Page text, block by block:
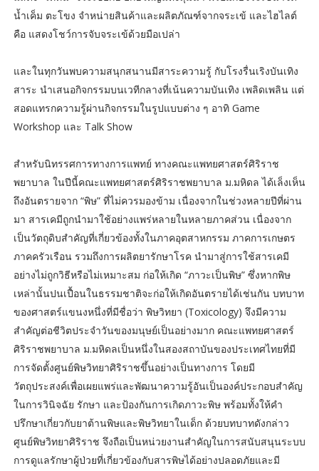
น้ำเค็ม ตะโขง จำหน่ายสินค้าและผลิตภัณฑ์จากจระเข้ และไฮไลต์
คือ แสดงโชว์การจับจระเข้ด้วยมือเปล่า
และในทุกวันพบความสนุกสนานมีสาระความรู้ กับโรงรื่นเริงบันเทิง
สาระ นำเสนอกิจกรรมบนเวทีกลางที่เน้นความบันเทิง เพลิดเพลิน แต่
สอดแทรกความรู้ผ่านกิจกรรมในรูปแบบต่าง ๆ อาทิ Game
Workshop และ Talk Show
สำหรับนิทรรศการทางการแพทย์ ทางคณะแพทยศาสตร์ศิริราช
พยาบาล ในปีนี้คณะแพทยศาสตร์ศิริราชพยาบาล ม.มหิดล ได้เล็งเห็น
ถึงอันตรายจาก “พิษ” ที่ไม่ควรมองข้าม เนื่องจากในช่วงหลายปีที่ผ่าน
มา สารเคมีถูกนำมาใช้อย่างแพร่หลายในหลายภาคส่วน เนื่องจาก
เป็นวัตถุดิบสำคัญที่เกี่ยวข้องทั้งในภาคอุตสาหกรรม ภาคการเกษตร
ภาคครัวเรือน รวมถึงการผลิตยารักษาโรค นำมาสู่การใช้สารเคมี
อย่างไม่ถูกวิธีหรือไม่เหมาะสม ก่อให้เกิด “ภาวะเป็นพิษ” ซึ่งหากพิษ
เหล่านั้นปนเปื้อนในธรรมชาติจะก่อให้เกิดอันตรายได้เช่นกัน บทบาท
ของศาสตร์แขนงหนึ่งที่มีชื่อว่า พิษวิทยา (Toxicology) จึงมีความ
สำคัญต่อชีวิตประจำวันของมนุษย์เป็นอย่างมาก คณะแพทยศาสตร์
ศิริราชพยาบาล ม.มหิดลเป็นหนึ่งในสองสถาบันของประเทศไทยที่มี
การจัดตั้งศูนย์พิษวิทยาศิริราชขึ้นอย่างเป็นทางการ โดยมี
วัตถุประสงค์เพื่อเผยแพร่และพัฒนาความรู้อันเป็นองค์ประกอบสำคัญ
ในการวินิจฉัย รักษา และป้องกันการเกิดภาวะพิษ พร้อมทั้งให้คำ
ปรึกษาเกี่ยวกับยาต้านพิษและพิษวิทยาในเด็ก ด้วยบทบาทดังกล่าว
ศูนย์พิษวิทยาศิริราช จึงถือเป็นหน่วยงานสำคัญในการสนับสนุนระบบ
การดูแลรักษาผู้ป่วยที่เกี่ยวข้องกับสารพิษได้อย่างปลอดภัยและมี